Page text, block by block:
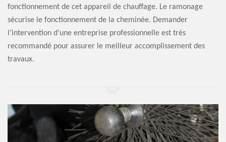
fonctionnement de cet appareil de chauffage. Le ramonage
sécurise le fonctionnement de la cheminée. Demander
l’intervention d’une entreprise professionnelle est très
recommandé pour assurer le meilleur accomplissement des
travaux.